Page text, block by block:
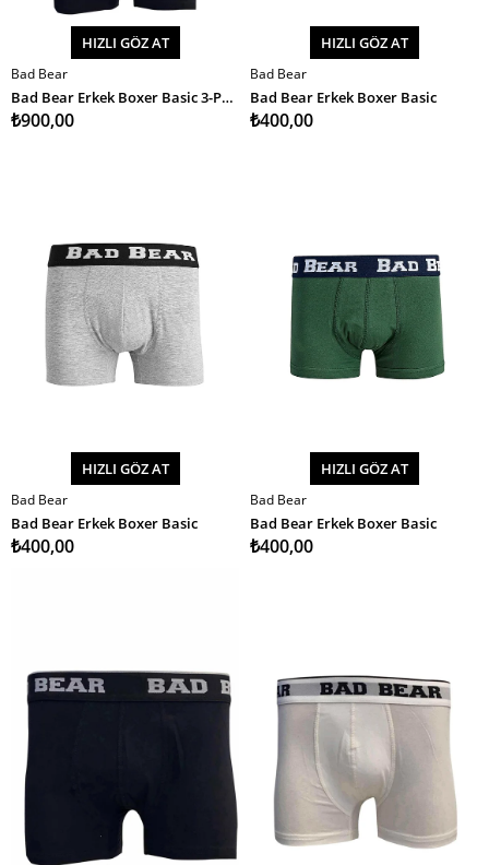
SEPETE EKLE
HIZLI GÖZ AT
Bad Bear
Bad Bear Erkek Boxer Basic 3-Pack
₺900,00
SEPETE EKLE
HIZLI GÖZ AT
Bad Bear
Bad Bear Erkek Boxer Basic
₺400,00
SEPETE EKLE
HIZLI GÖZ AT
Bad Bear
Bad Bear Erkek Boxer Basic
₺400,00
SEPETE EKLE
HIZLI GÖZ AT
Bad Bear
Bad Bear Erkek Boxer Basic
₺400,00